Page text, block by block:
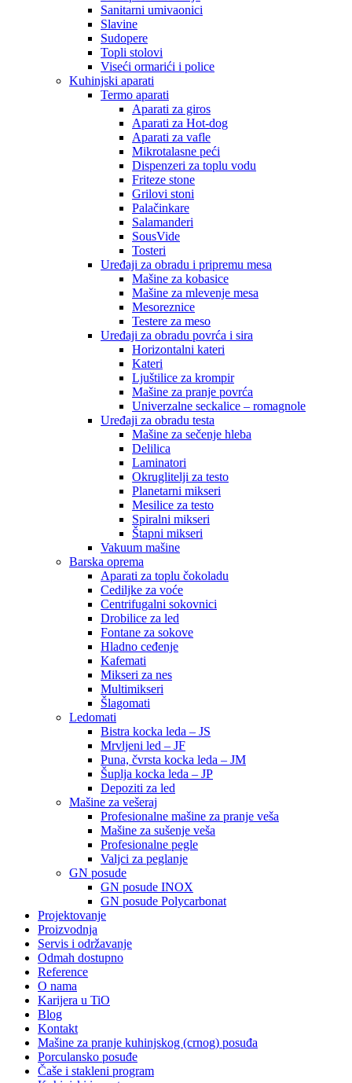
Sanitarni umivaonici
Slavine
Sudopere
Topli stolovi
Viseći ormarići i police
Kuhinjski aparati
Termo aparati
Aparati za giros
Aparati za Hot-dog
Aparati za vafle
Mikrotalasne peći
Dispenzeri za toplu vodu
Friteze stone
Grilovi stoni
Palačinkare
Salamanderi
SousVide
Tosteri
Uređaji za obradu i pripremu mesa
Mašine za kobasice
Mašine za mlevenje mesa
Mesoreznice
Testere za meso
Uređaji za obradu povrća i sira
Horizontalni kateri
Kateri
Ljuštilice za krompir
Mašine za pranje povrća
Univerzalne seckalice – romagnole
Uređaji za obradu testa
Mašine za sečenje hleba
Delilica
Laminatori
Okruglitelji za testo
Planetarni mikseri
Mesilice za testo
Spiralni mikseri
Štapni mikseri
Vakuum mašine
Barska oprema
Aparati za toplu čokoladu
Cediljke za voće
Centrifugalni sokovnici
Drobilice za led
Fontane za sokove
Hladno ceđenje
Kafemati
Mikseri za nes
Multimikseri
Šlagomati
Ledomati
Bistra kocka leda – JS
Mrvljeni led – JF
Puna, čvrsta kocka leda – JM
Šuplja kocka leda – JP
Depoziti za led
Mašine za vešeraj
Profesionalne mašine za pranje veša
Mašine za sušenje veša
Profesionalne pegle
Valjci za peglanje
GN posude
GN posude INOX
GN posude Polycarbonat
Projektovanje
Proizvodnja
Servis i održavanje
Odmah dostupno
Reference
O nama
Karijera u TiO
Blog
Kontakt
Mašine za pranje kuhinjskog (crnog) posuđa
Porculansko posuđe
Čaše i stakleni program